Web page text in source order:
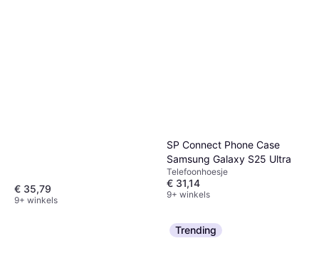
€ 35,79
9+ winkels
SP Connect Phone Case
Samsung Galaxy S25 Ultra
Telefoonhoesje
€ 31,14
9+ winkels
Trending